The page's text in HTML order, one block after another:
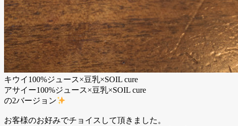
キウイ100%ジュース×豆乳×SOIL cure
アサイー100%ジュース×豆乳×SOIL cure
の2バージョン
お客様のお好みでチョイスして頂きました。